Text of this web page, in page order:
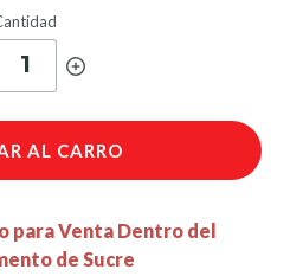
1
AL CARRO
para Venta Dentro del
de Sucre